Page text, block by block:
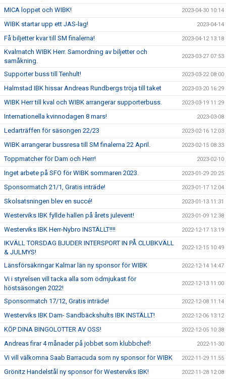
MICA loppet och WIBK! 2023-04-30 10:14
WIBK startar upp ett JAS-lag! 2023-04-14
Få biljetter kvar till SM finalerna! 2023-04-12 13:18
Kvalmatch WIBK Herr. Samordning av biljetter och
samåkning.
2023-03-27 07:53
Supporter buss till Tenhult! 2023-03-22 08:00
Halmstad IBK hissar Andreas Rundbergs tröja till taket 2023-03-20 16:29
WIBK Herr till kval och WIBK arrangerar supporterbuss. 2023-03-19 11:29
Internationella kvinnodagen 8 mars! 2023-03-08
Ledarträffen för säsongen 22/23 2023-02-16 12:03
WIBK arrangerar bussresa till SM finalerna 22 April. 2023-02-15 08:33
Toppmatcher för Dam och Herr! 2023-02-10
Inget arbete på SFO för WIBK sommaren 2023. 2023-01-29 20:25
Sponsormatch 21/1, Gratis inträde! 2023-01-17 12:04
Skolsatsningen blev en succé! 2023-01-13 11:31
Westerviks IBK fyllde hallen på årets julevent! 2023-01-09 12:38
Westerviks IBK Herr-Nybro INSTÄLLT!!!! 2022-12-17 13:19
IKVÄLL TORSDAG BJUDER INTERSPORT IN PÅ CLUBKVÄLL
& JULMYS!
2022-12-15 10:49
Länsförsäkringar Kalmar län ny sponsor för WIBK 2022-12-14 14:47
Vi i styrelsen vill tacka alla som ödmjukast för
höstsäsongen 2022!
2022-12-13 11:00
Sponsormatch 17/12, Gratis inträde! 2022-12-08 11:14
Westerviks IBK Dam- Sandbäckshults IBK INSTÄLLT! 2022-12-06 13:12
KÖP DINA BINGOLOTTER AV OSS! 2022-12-05 10:38
Andreas firar 4 månader på jobbet som klubbchef! 2022-11-30
Vi vill välkomna Saab Barracuda som ny sponsor för WIBK 2022-11-29 11:55
Grönitz Handelstål ny sponsor för Westerviks IBK! 2022-11-28 12:08